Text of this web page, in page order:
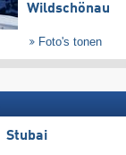
Wildschönau
Foto's tonen
Stubai